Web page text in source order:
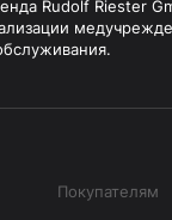
Rudolf Riester
Покупателям